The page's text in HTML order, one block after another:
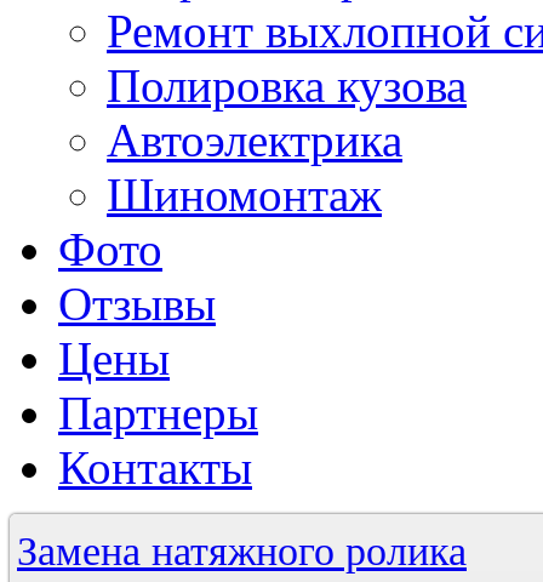
Ремонт выхлопной
Полировка кузова
Автоэлектрика
Шиномонтаж
Фото
Отзывы
Цены
Партнеры
Контакты
Замена натяжного ролика